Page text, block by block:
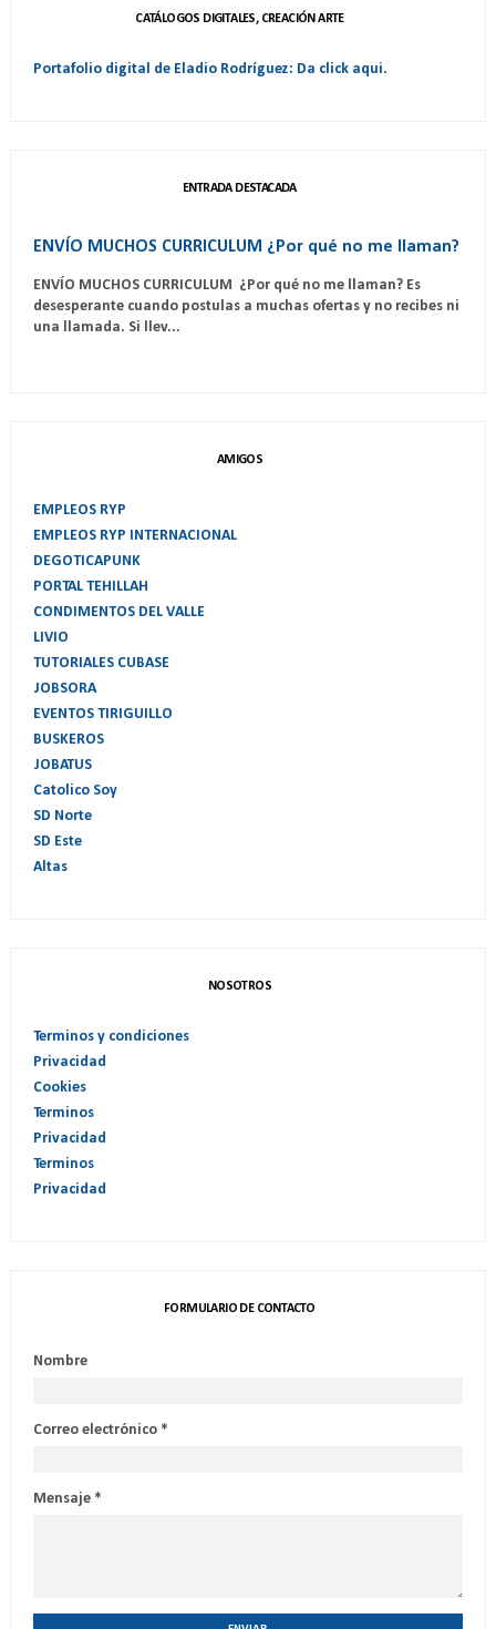
CATÁLOGOS DIGITALES, CREACIÓN ARTE
Portafolio digital de Eladio Rodríguez: Da click aqui.
ENTRADA DESTACADA
ENVÍO MUCHOS CURRICULUM ¿Por qué no me llaman?
ENVÍO MUCHOS CURRICULUM ¿Por qué no me llaman? Es
desesperante cuando postulas a muchas ofertas y no recibes ni
una llamada. Si llev...
AMIGOS
EMPLEOS RYP
EMPLEOS RYP INTERNACIONAL
DEGOTICAPUNK
PORTAL TEHILLAH
CONDIMENTOS DEL VALLE
LIVIO
TUTORIALES CUBASE
JOBSORA
EVENTOS TIRIGUILLO
BUSKEROS
JOBATUS
Catolico Soy
SD Norte
SD Este
Altas
NOSOTROS
Terminos y condiciones
Privacidad
Cookies
Terminos
Privacidad
Terminos
Privacidad
FORMULARIO DE CONTACTO
Nombre
Correo electrónico *
Mensaje *